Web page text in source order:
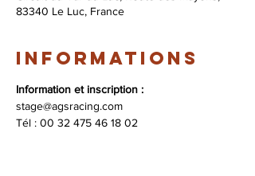
83340 Le Luc, France
Informations
Information et inscription :
stage@agsracing.com
​Tél : 00 32 475 46 18 02